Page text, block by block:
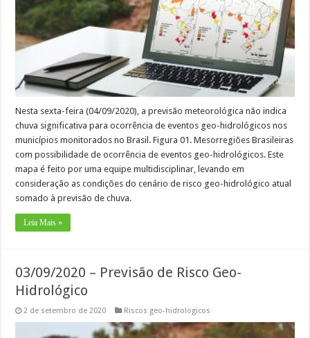
Nesta sexta-feira (04/09/2020), a previsão meteorológica não indica
chuva significativa para ocorrência de eventos geo-hidrológicos nos
municípios monitorados no Brasil. Figura 01. Mesorregiões Brasileiras
com possibilidade de ocorrência de eventos geo-hidrológicos. Este
mapa é feito por uma equipe multidisciplinar, levando em
consideração as condições do cenário de risco geo-hidrológico atual
somado à previsão de chuva.
Leia Mais »
03/09/2020 – Previsão de Risco Geo-
Hidrológico
2 de setembro de 2020 Riscos geo-hidrologicos